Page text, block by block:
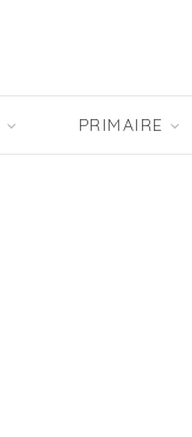
PRIMAIRE